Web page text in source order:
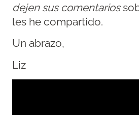
dejen sus comentarios
les he compartido.
Un abrazo,
Liz